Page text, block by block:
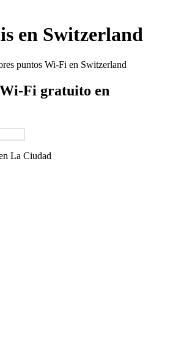
en Switzerland
puntos Wi-Fi en Switzerland
Fi gratuito en
La Ciudad